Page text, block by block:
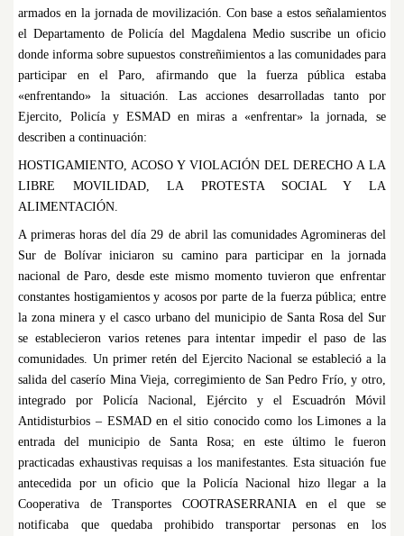
armados en la jornada de movilización. Con base a estos señalamientos
el Departamento de Policía del Magdalena Medio suscribe un oficio
donde informa sobre supuestos constreñimientos a las comunidades para
participar en el Paro, afirmando que la fuerza pública estaba
«enfrentando» la situación. Las acciones desarrolladas tanto por
Ejercito, Policía y ESMAD en miras a «enfrentar» la jornada, se
describen a continuación:
HOSTIGAMIENTO, ACOSO Y VIOLACIÓN DEL DERECHO A LA
LIBRE MOVILIDAD, LA PROTESTA SOCIAL Y LA
ALIMENTACIÓN.
A primeras horas del día 29 de abril las comunidades Agromineras del
Sur de Bolívar iniciaron su camino para participar en la jornada
nacional de Paro, desde este mismo momento tuvieron que enfrentar
constantes hostigamientos y acosos por parte de la fuerza pública; entre
la zona minera y el casco urbano del municipio de Santa Rosa del Sur
se establecieron varios retenes para intentar impedir el paso de las
comunidades. Un primer retén del Ejercito Nacional se estableció a la
salida del caserío Mina Vieja, corregimiento de San Pedro Frío, y otro,
integrado por Policía Nacional, Ejército y el Escuadrón Móvil
Antidisturbios – ESMAD en el sitio conocido como los Limones a la
entrada del municipio de Santa Rosa; en este último le fueron
practicadas exhaustivas requisas a los manifestantes. Esta situación fue
antecedida por un oficio que la Policía Nacional hizo llegar a la
Cooperativa de Transportes COOTRASERRANIA en el que se
notificaba que quedaba prohibido transportar personas en los